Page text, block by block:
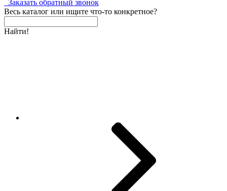
Заказать обратный звонок
Весь каталог или ищите что-то конкретное?
Найти!